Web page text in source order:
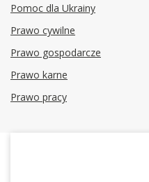
Pomoc dla Ukrainy
Prawo cywilne
Prawo gospodarcze
Prawo karne
Prawo pracy